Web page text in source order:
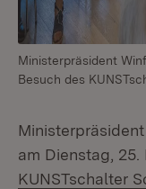
Ministerpräsident
Besuch des
am Dienstag, 25.
KUNSTschalter